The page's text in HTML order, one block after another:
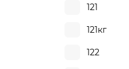
121
121кг
122